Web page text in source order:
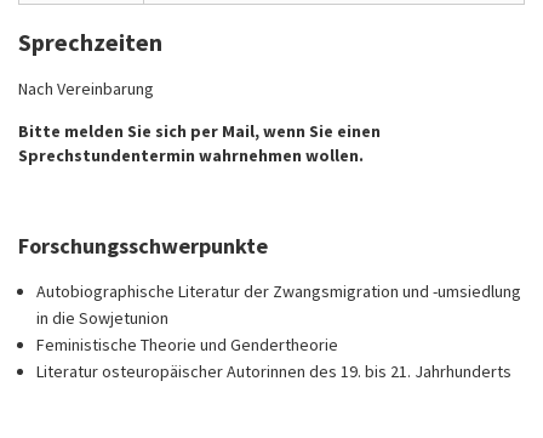
Sprechzeiten
Nach Vereinbarung
Bitte melden Sie sich per Mail, wenn Sie einen
Sprechstundentermin wahrnehmen wollen.
Forschungsschwerpunkte
Autobiographische Literatur der Zwangsmigration und -umsiedlung
in die Sowjetunion
Feministische Theorie und Gendertheorie
Literatur osteuropäischer Autorinnen des 19. bis 21. Jahrhunderts